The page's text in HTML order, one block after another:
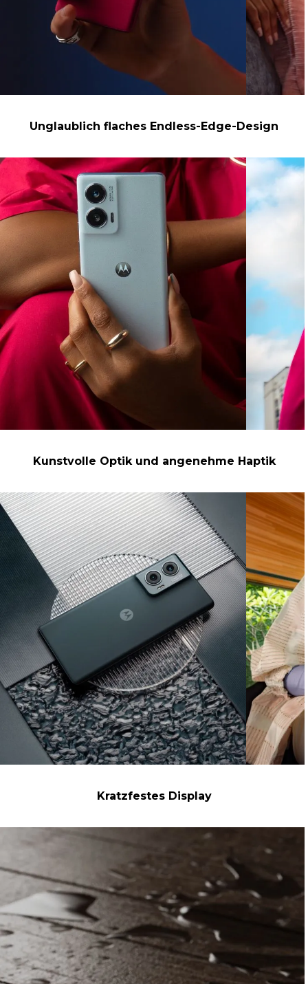
Unglaublich flaches Endless-Edge-Design
Kunstvolle Optik und angenehme Haptik
Kratzfestes Display